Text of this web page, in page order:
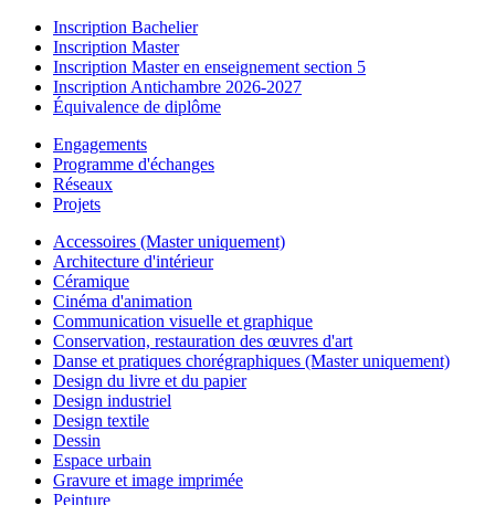
Inscription Bachelier
Inscription Master
Inscription Master en enseignement section 5
Inscription Antichambre 2026-2027
Équivalence de diplôme
Engagements
Programme d'échanges
Réseaux
Projets
Accessoires (Master uniquement)
Architecture d'intérieur
Céramique
Cinéma d'animation
Communication visuelle et graphique
Conservation, restauration des œuvres d'art
Danse et pratiques chorégraphiques (Master uniquement)
Design du livre et du papier
Design industriel
Design textile
Dessin
Espace urbain
Gravure et image imprimée
Peinture